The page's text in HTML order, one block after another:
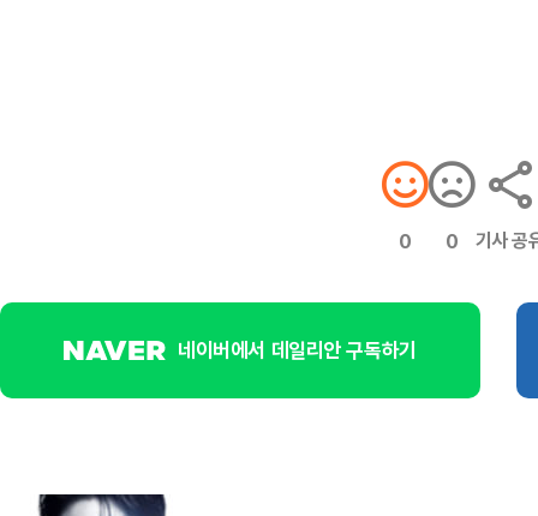
0 0 기사 공
네이버에서 데일리안 구독하기